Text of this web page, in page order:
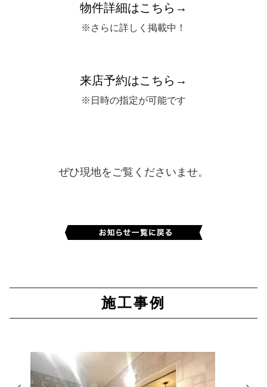
物件詳細はこちら→
※さらに詳しく掲載中！
来店予約はこちら→
※日時の指定が可能です
ぜひ現地をご覧くださいませ。
施工事例